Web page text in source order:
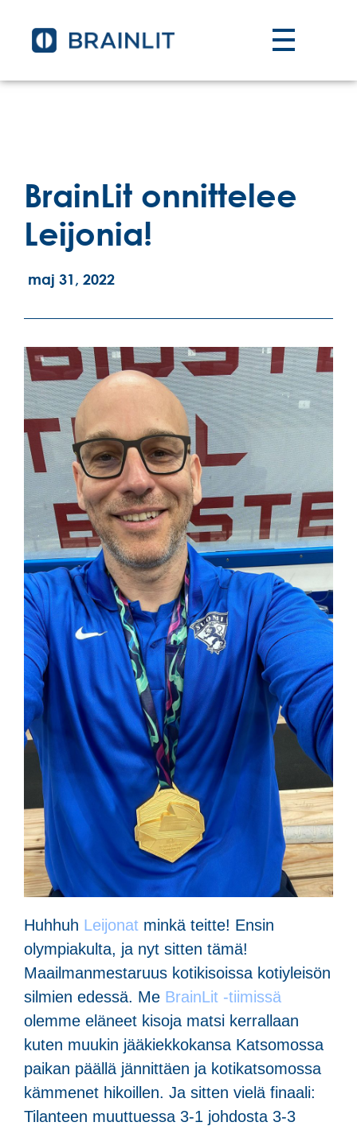
BrainLit onnittelee
Leijonia!
maj 31, 2022
Huhhuh Leijonat minkä teitte! Ensin
olympiakulta, ja nyt sitten tämä!
Maailmanmestaruus kotikisoissa kotiyleisön
silmien edessä. Me BrainLit -tiimissä
olemme eläneet kisoja matsi kerrallaan
kuten muukin jääkiekkokansa Katsomossa
paikan päällä jännittäen ja kotikatsomossa
kämmenet hikoillen. Ja sitten vielä finaali:
Tilanteen muuttuessa 3-1 johdosta 3-3